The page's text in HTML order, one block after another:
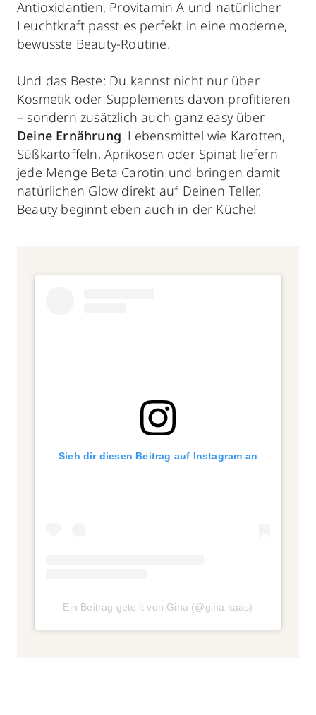
Antioxidantien, Provitamin A und natürlicher
Leuchtkraft passt es perfekt in eine moderne,
bewusste Beauty-Routine.
Und das Beste: Du kannst nicht nur über
Kosmetik oder Supplements davon profitieren
– sondern zusätzlich auch ganz easy über
Deine Ernährung. Lebensmittel wie Karotten,
Süßkartoffeln, Aprikosen oder Spinat liefern
jede Menge Beta Carotin und bringen damit
natürlichen Glow direkt auf Deinen Teller.
Beauty beginnt eben auch in der Küche!
Sieh dir diesen Beitrag auf Instagram an
Ein Beitrag geteilt von Gina (@gina.kaas)